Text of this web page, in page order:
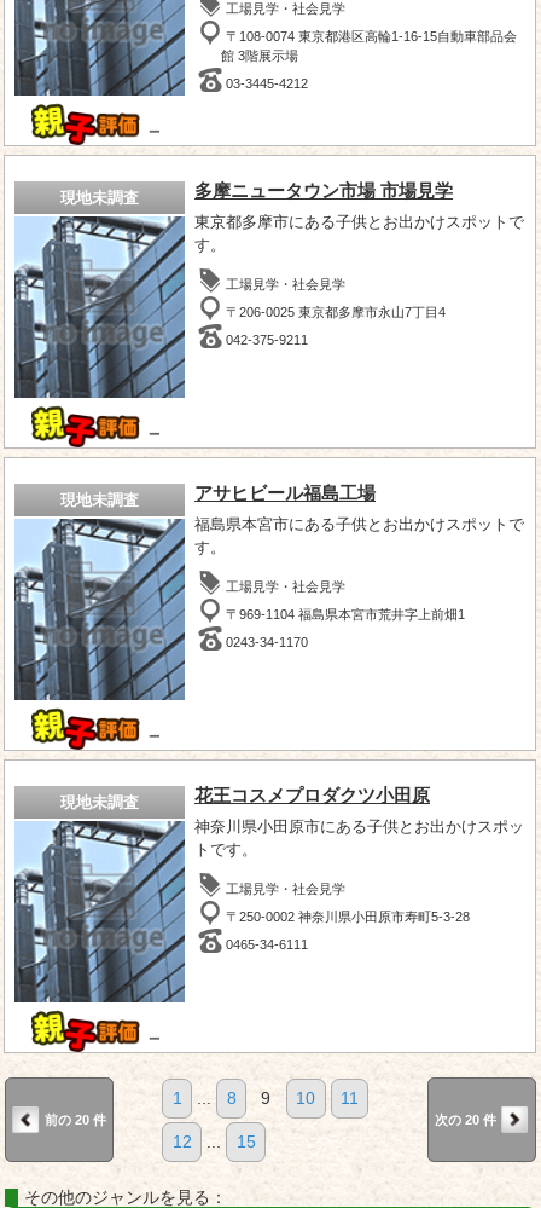
－
工場見学・社会見学
〒108-0074 東京都港区高輪1-16-15自動車部品会
館 3階展示場
03-3445-4212
現地未調査
－
多摩ニュータウン市場 市場見学
東京都多摩市にある子供とお出かけスポットで
す。
工場見学・社会見学
〒206-0025 東京都多摩市永山7丁目4
042-375-9211
現地未調査
－
アサヒビール福島工場
福島県本宮市にある子供とお出かけスポットで
す。
工場見学・社会見学
〒969-1104 福島県本宮市荒井字上前畑1
0243-34-1170
現地未調査
－
花王コスメプロダクツ小田原
神奈川県小田原市にある子供とお出かけスポッ
トです。
工場見学・社会見学
〒250-0002 神奈川県小田原市寿町5-3-28
0465-34-6111
前の 20 件
1 ... 8 9 10 11
12 ... 15
次の 20 件
その他のジャンルを見る：